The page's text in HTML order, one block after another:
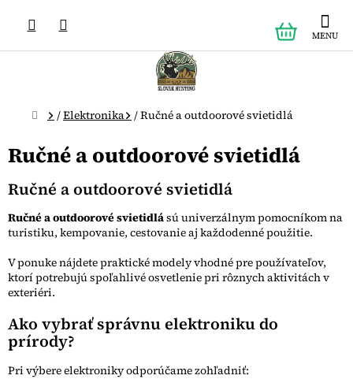
obsah
KOŠÍK
Domov
/Elektronika /Ručné a outdoorové svietidlá
Ručné a outdoorové svietidlá
Ručné a outdoorové svietidlá
Ručné a outdoorové svietidlású univerzálnym pomocníkom na
turistiku, kempovanie, cestovanie aj každodenné použitie.
V ponuke nájdete praktické modely vhodné pre používateľov,
ktorí potrebujú spoľahlivé osvetlenie pri rôznych aktivitách v
exteriéri.
Ako vybrať správnu elektroniku do
prírody?
Pri výbere elektroniky odporúčame zohľadniť: